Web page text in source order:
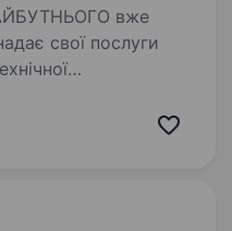
свої послуги
помічника для